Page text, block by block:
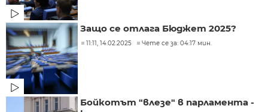
Защо се отлага Бюджет 2025?
11:11, 14.02.2025 Чете се за: 04:17 мин.
Бойкотът "влезе" в парламента -